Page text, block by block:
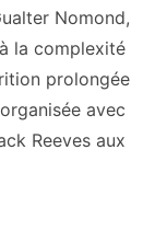
Nomond,
la complexité
prolongée
avec
Reeves aux